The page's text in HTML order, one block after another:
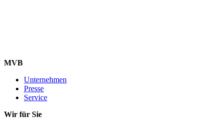
MVB
Unternehmen
Presse
Service
Wir für Sie